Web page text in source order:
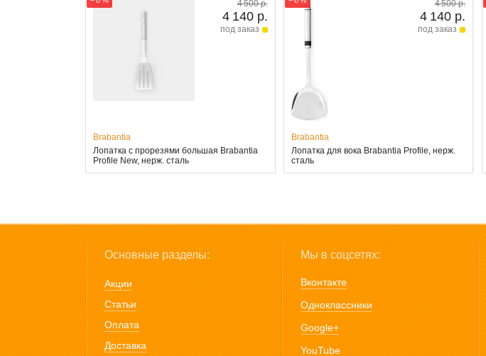
4 500 р.
4 140 р.
под заказ
Brabantia
Лопатка с прорезями большая Brabantia
Profile New, нерж. сталь
4 500 р.
4 140 р.
под заказ
Brabantia
Лопатка для вока Brabantia Profile, нерж.
сталь
Основные разделы:
Акции
Статьи
Оплата
Доставка
Мы в соцсетях:
Вконтакте
Одноклассники
Google+
YouTube